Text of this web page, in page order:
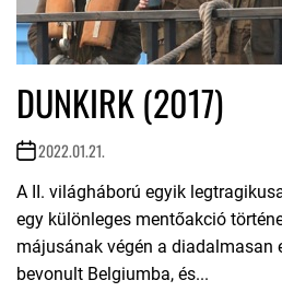
DUNKIRK (2017)
2022.01.21.
A II. világháború egyik
egy különleges mentőakció
májusának végén a diadalmasan
bevonult Belgiumba, és...